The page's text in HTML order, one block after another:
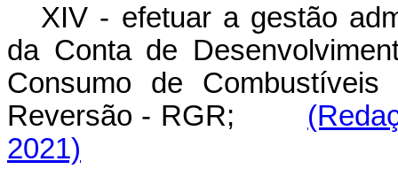
XIV - efetuar a gestão
da Conta de
Consumo de
Reversão - RGR;
2021)